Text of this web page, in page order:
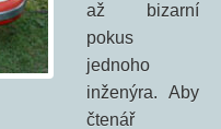
až bizarní
pokus
jednoho
inženýra. Aby
čtenář